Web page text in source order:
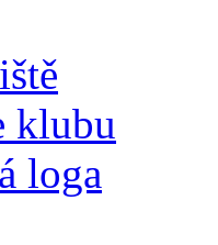
klubu
loga